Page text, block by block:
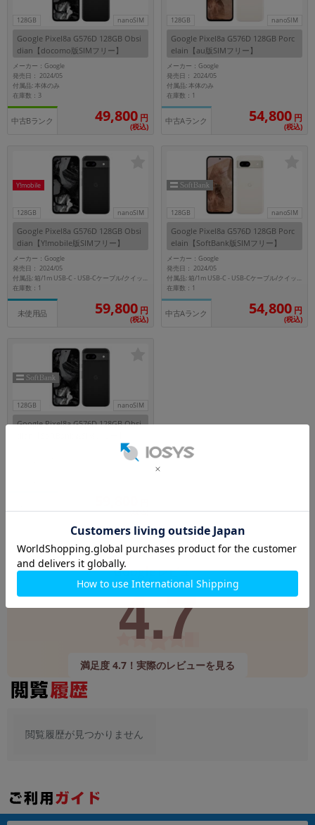
128GB nanoSIM
Google Pixel8a G576D 128GB Obsi
dian【docomo版SIMフリー】
メーカー：Google
発売日： 2024/05
付属品: 本体のみ
在庫数：3
中古Bランク 49,800 円
(税込)
128GB nanoSIM
Google Pixel8a G576D 128GB Porc
elain【au版SIMフリー】
メーカー：Google
発売日： 2024/05
付属品: 本体のみ
在庫数：1
中古Aランク 54,800 円
(税込)
128GB nanoSIM
Y!mobile
Google Pixel8a G576D 128GB Obsi
dian【Y!mobile版SIMフリー】
メーカー：Google
発売日： 2024/05
付属品: 箱/1m USB-C - USB-Cケーブル/クイックスイッチアダプター/SIM取り出しツール/マニュアル
在庫数：1
未使用品 59,800 円
(税込)
128GB nanoSIM
Google Pixel8a G576D 128GB Porc
elain【SoftBank版SIMフリー】
メーカー：Google
発売日： 2024/05
付属品: 箱/1m USB-C - USB-Cケーブル/クイックスイッチアダプター/SIM取り出しツール/マニュアル
在庫数：1
中古Aランク 54,800 円
(税込)
128GB nanoSIM
Google Pixel8a G576D 128GB Obsi
(税込)
Googleレビュー
9,520件(12/24時点)
4.7
満足度 4.7！実際のレビューを見る
閲覧履歴が見つかりません
円 ～ 円
発売日
年
各項目のチェックボックスは「or検索」となります。
ただし機能別のみ「and検索」となります。